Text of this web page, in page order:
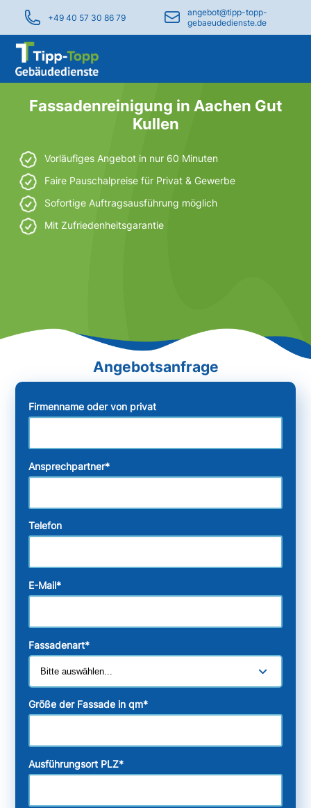
+49 40 57 30 86 79
angebot@tipp-topp-
gebaeudedienste.de
Fassadenreinigung in Aachen Gut
Kullen
Vorläufiges Angebot in nur 60 Minuten
Faire Pauschalpreise für Privat & Gewerbe
Sofortige Auftragsausführung möglich
Mit Zufriedenheitsgarantie
Firmenname oder von privat
Ansprechpartner*
Telefon
E-Mail*
Fassadenart*
Größe der Fassade in qm*
Ausführungsort PLZ*